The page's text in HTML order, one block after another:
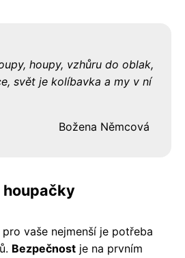
houpy, vzhůru do oblak,
svět je kolíbavka a my v ní
Božena Němcová
vaše nejmenší je potřeba
Bezpečnost je na prvním